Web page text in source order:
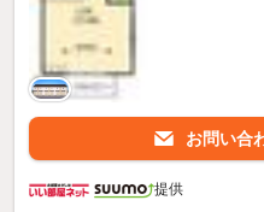
お問い合
提供